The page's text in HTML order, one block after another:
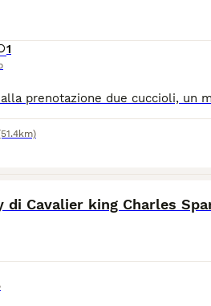
1
di Cavalier king Charles